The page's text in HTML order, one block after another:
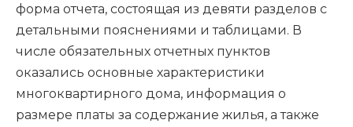
форма отчета, состоящая из девяти разделов с
детальными пояснениями и таблицами. В
числе обязательных отчетных пунктов
оказались основные характеристики
многоквартирного дома, информация о
размере платы за содержание жилья, а также